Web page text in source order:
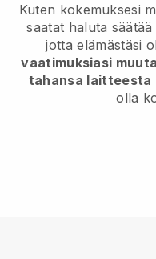
Kuten kokemuksesi
saatat haluta
jotta elämästäsi
vaatimuksiasi
tahansa laitteesta
olla